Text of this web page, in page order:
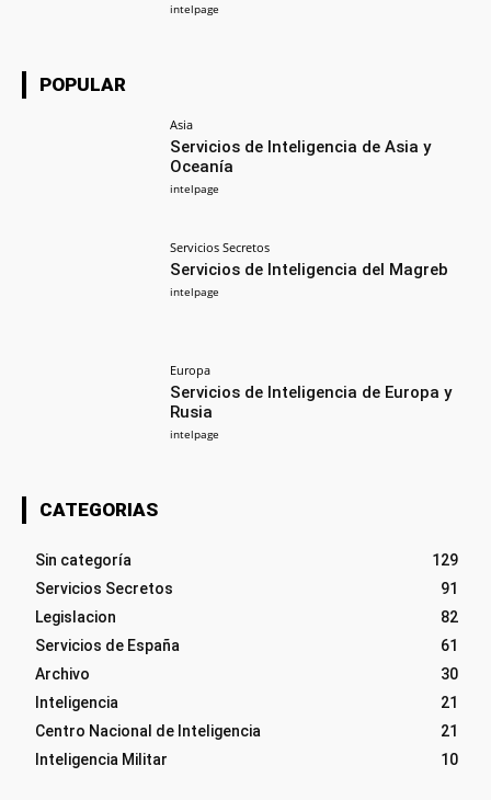
intelpage
POPULAR
Asia
Servicios de Inteligencia de Asia y
Oceanía
intelpage
Servicios Secretos
Servicios de Inteligencia del Magreb
intelpage
Europa
Servicios de Inteligencia de Europa y
Rusia
intelpage
CATEGORIAS
Sin categoría
129
Servicios Secretos
91
Legislacion
82
Servicios de España
61
Archivo
30
Inteligencia
21
Centro Nacional de Inteligencia
21
Inteligencia Militar
10